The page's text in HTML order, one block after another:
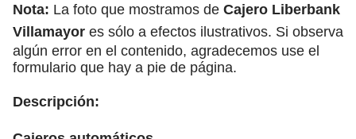
Nota: La foto que mostramos de Cajero Liberbank
Villamayor es sólo a efectos ilustrativos. Si observa
algún error en el contenido, agradecemos use el
formulario que hay a pie de página.
Descripción: